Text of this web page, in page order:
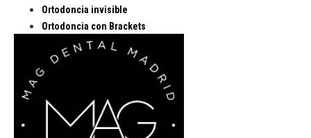
Ortodoncia invisible
Ortodoncia con Brackets